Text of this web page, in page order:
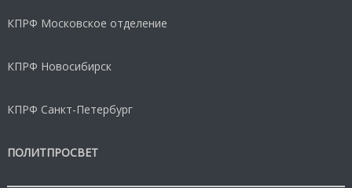
КПРФ Московское отделение
КПРФ Новосибирск
КПРФ Санкт-Петербург
ПОЛИТПРОСВЕТ